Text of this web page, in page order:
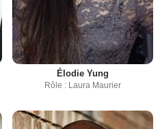
Élodie Yung
Rôle : Laura Maurier